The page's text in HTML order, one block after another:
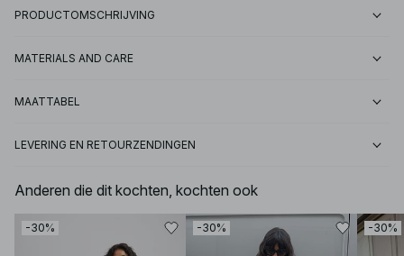
PRODUCTOMSCHRIJVING
MATERIALS AND CARE
MAATTABEL
LEVERING EN RETOURZENDINGEN
Anderen die dit kochten, kochten ook
-30% -30% -30%